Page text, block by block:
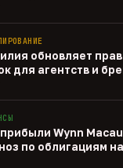
обновляет
для агентств и
прибыли Wynn
по облигациям